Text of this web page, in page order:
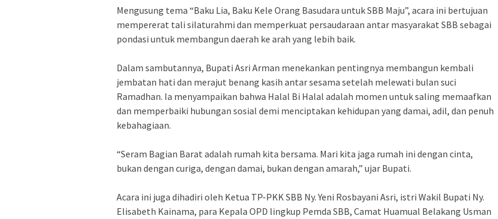
Mengusung tema “Baku Lia, Baku Kele Orang Basudara untuk SBB Maju”, acara ini bertujuan
mempererat tali silaturahmi dan memperkuat persaudaraan antar masyarakat SBB sebagai
pondasi untuk membangun daerah ke arah yang lebih baik.
Dalam sambutannya, Bupati Asri Arman menekankan pentingnya membangun kembali
jembatan hati dan merajut benang kasih antar sesama setelah melewati bulan suci
Ramadhan. Ia menyampaikan bahwa Halal Bi Halal adalah momen untuk saling memaafkan
dan memperbaiki hubungan sosial demi menciptakan kehidupan yang damai, adil, dan penuh
kebahagiaan.
“Seram Bagian Barat adalah rumah kita bersama. Mari kita jaga rumah ini dengan cinta,
bukan dengan curiga, dengan damai, bukan dengan amarah,” ujar Bupati.
Acara ini juga dihadiri oleh Ketua TP-PKK SBB Ny. Yeni Rosbayani Asri, istri Wakil Bupati Ny.
Elisabeth Kainama, para Kepala OPD lingkup Pemda SBB, Camat Huamual Belakang Usman